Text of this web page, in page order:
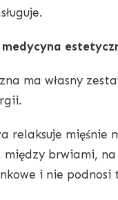
ma własny
relaksuje mięśnie
brwiami, na
i nie